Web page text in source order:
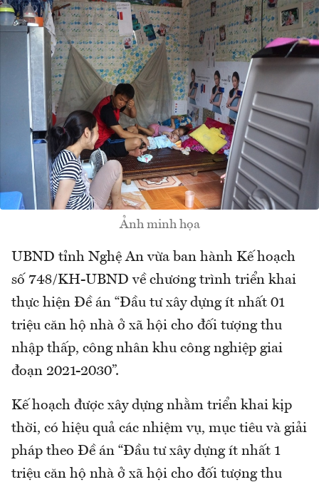
Ảnh minh họa
UBND tỉnh Nghệ An vừa ban hành Kế hoạch
số 748/KH-UBND về chương trình triển khai
thực hiện Đề án “Đầu tư xây dựng ít nhất 01
triệu căn hộ nhà ở xã hội cho đối tượng thu
nhập thấp, công nhân khu công nghiệp giai
đoạn 2021-2030”.
Kế hoạch được xây dựng nhằm triển khai kịp
thời, có hiệu quả các nhiệm vụ, mục tiêu và giải
pháp theo Đề án “Đầu tư xây dựng ít nhất 1
triệu căn hộ nhà ở xã hội cho đối tượng thu